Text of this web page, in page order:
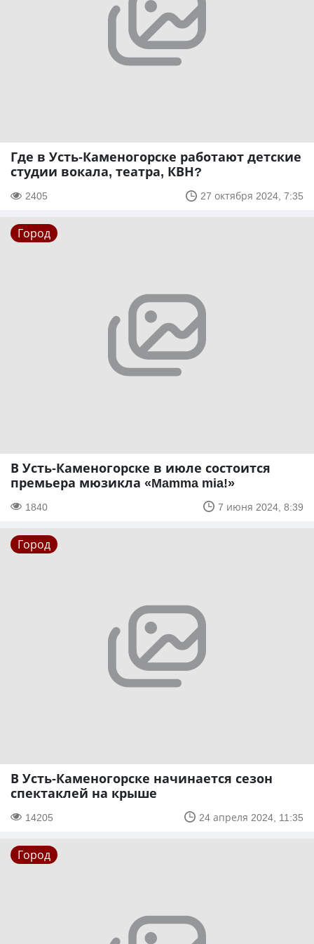
Где в Усть-Каменогорске работают детские
студии вокала, театра, КВН?
2405 27 октября 2024, 7:35
Город
В Усть-Каменогорске в июле состоится
премьера мюзикла «Mamma mia!»
1840 7 июня 2024, 8:39
Город
В Усть-Каменогорске начинается сезон
спектаклей на крыше
14205 24 апреля 2024, 11:35
Город